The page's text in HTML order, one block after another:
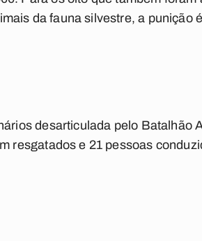
da fauna silvestre, a punição
desarticulada pelo Batalhão
resgatados e 21 pessoas